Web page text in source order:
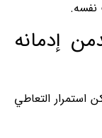
نفسه.
إدمانه
استمرار التعاطي